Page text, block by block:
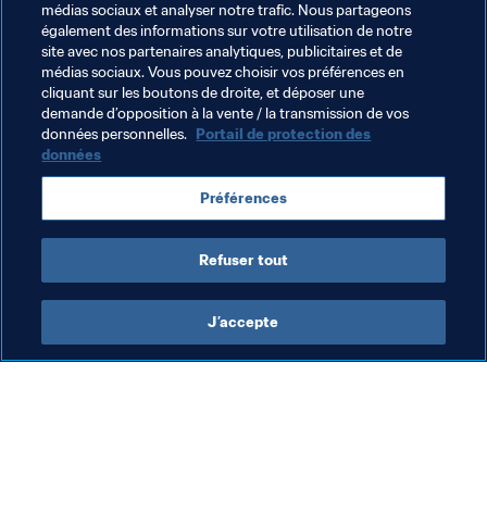
Découvrez ettie, la mascott officielle
Programme des volontaires : prenez part à
l’événement !
Le point sur les qualifications
Les équipes déjà qualifiées :
Pays hôte : France
Amérique du Sud : Brésil, Chili
Asie : Australie, Japon, République de Corée, RP
médias sociaux et analyser notre trafic. Nous partageons
également des informations sur votre utilisation de notre
site avec nos partenaires analytiques, publicitaires et de
médias sociaux. Vous pouvez choisir vos préférences en
cliquant sur les boutons de droite, et déposer une
demande d’opposition à la vente / la transmission de vos
données personnelles. Portail de protection des
données
Préférences
Refuser tout
J’accepte